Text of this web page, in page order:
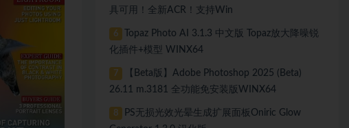
具可用！全新ACR！支持Win
6
Topaz Photo AI 3.1.3 中文版 Topaz放大降噪锐
化插件+模型 WINX64
7
【Beta版】Adobe Photoshop 2025 (Beta)
26.11 m.3181 全功能免安装版WINX64
8
PS无损光效光晕生成扩展面板Oniric Glow